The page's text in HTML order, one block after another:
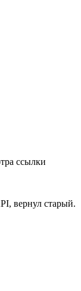
ссылки
вернул старый.